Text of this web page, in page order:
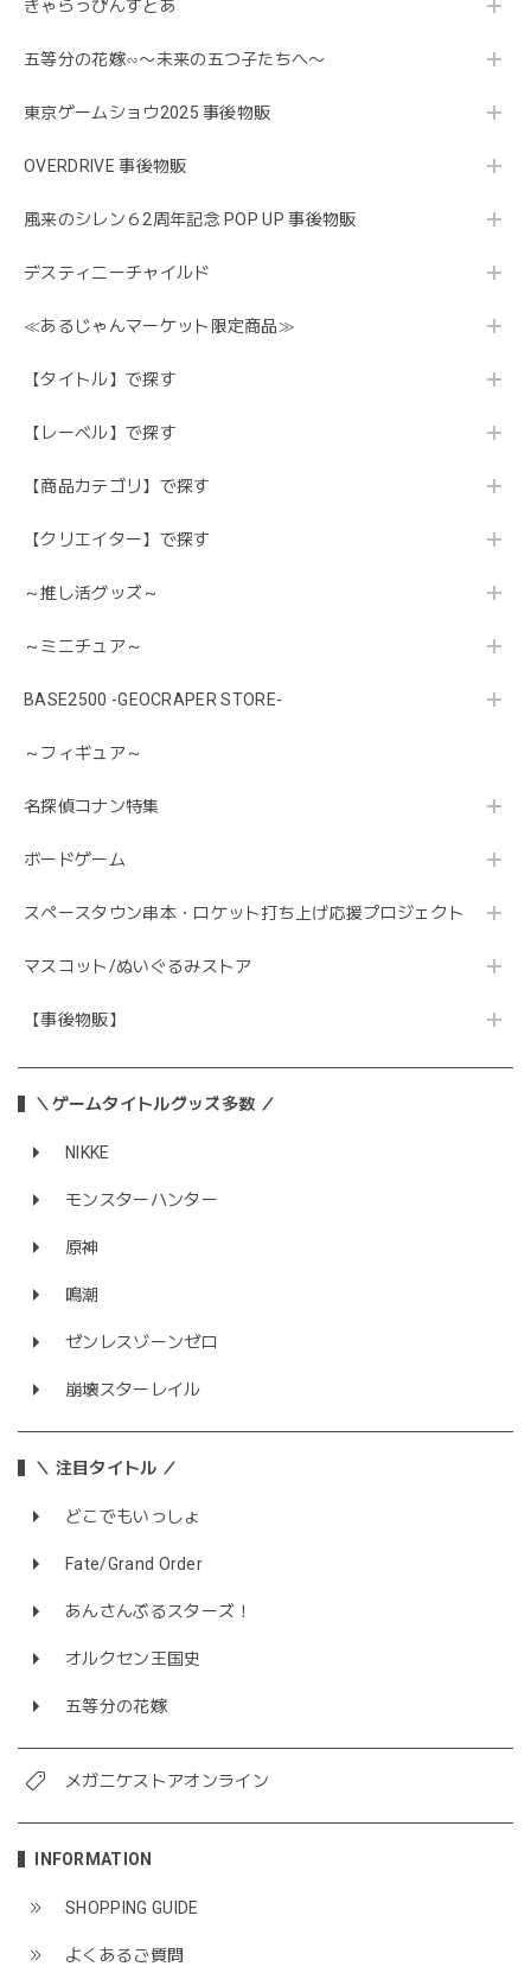
きゃらっぴんすとあ
五等分の花嫁∽〜未来の五つ子たちへ〜
東京ゲームショウ2025 事後物販
OVERDRIVE 事後物販
風来のシレン６2周年記念 POP UP 事後物販
デスティニーチャイルド
≪あるじゃんマーケット限定商品≫
【タイトル】で探す
【レーベル】で探す
【商品カテゴリ】で探す
【クリエイター】で探す
～推し活グッズ～
～ミニチュア～
BASE2500 -GEOCRAPER STORE-
～フィギュア～
名探偵コナン特集
ボードゲーム
スペースタウン串本・ロケット打ち上げ応援プロジェクト
マスコット/ぬいぐるみストア
【事後物販】
＼ゲームタイトルグッズ多数 ／
NIKKE
モンスターハンター
原神
鳴潮
ゼンレスゾーンゼロ
崩壊スターレイル
＼ 注目タイトル ／
どこでもいっしょ
Fate/Grand Order
あんさんぶるスターズ！
オルクセン王国史
五等分の花嫁
メガニケストアオンライン
INFORMATION
SHOPPING GUIDE
よくあるご質問